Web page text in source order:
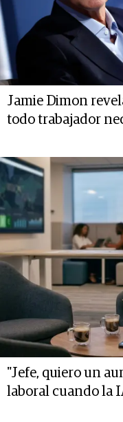
Jamie Dimon
todo trabajador
"Jefe, quiero un
laboral cuando la